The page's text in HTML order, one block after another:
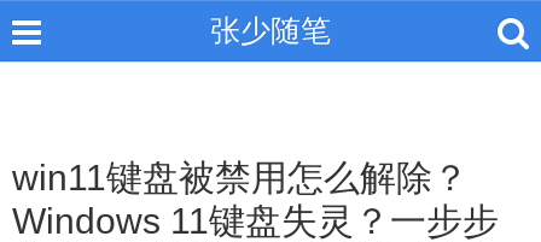
张少随笔
win11键盘被禁用怎么解除？
Windows 11键盘失灵？一步步